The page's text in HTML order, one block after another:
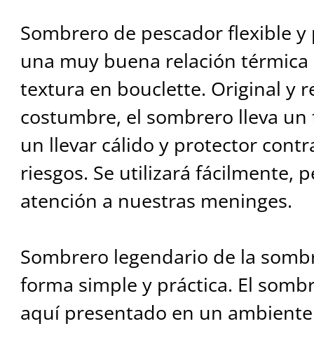
Sombrero de pescador flexible y
una muy buena relación
textura en bouclette. Original y
costumbre, el sombrero lleva
un llevar cálido y protector
riesgos. Se utilizará fácilmente,
atención a nuestras meninges.
Sombrero legendario de la
forma simple y práctica. El
aquí presentado en un